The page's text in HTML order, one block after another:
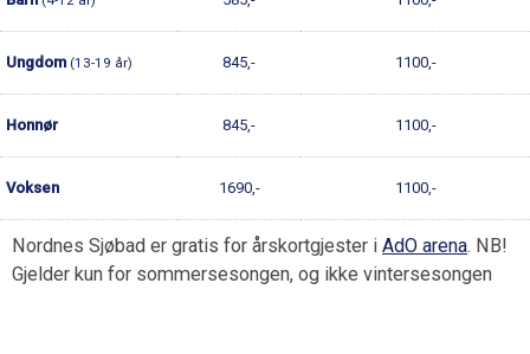
Ungdom (13-19 år) 845,- 1100,-
Honnør 845,- 1100,-
Voksen 1690,- 1100,-
Nordnes Sjøbad er gratis for årskortgjester i AdO arena. NB!
Gjelder kun for sommersesongen, og ikke vintersesongen